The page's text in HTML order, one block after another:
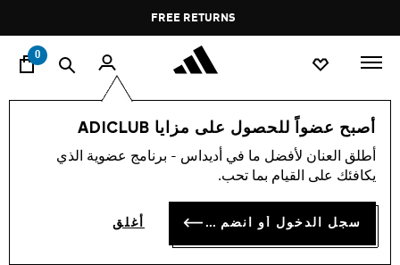
Pause
promotion
rotation
FREE RETURNS
0
أصبح عضواً للحصول على مزايا ADICLUB
أطلق العنان لأفضل ما في أديداس - برنامج عضوية الذي
يكافئك على القيام بما تحب.
سجل الدخول أو انضم الآن أغلق
الرجال ملابس
-40%
سُترة تدريب TIRO 25
COMPETITION